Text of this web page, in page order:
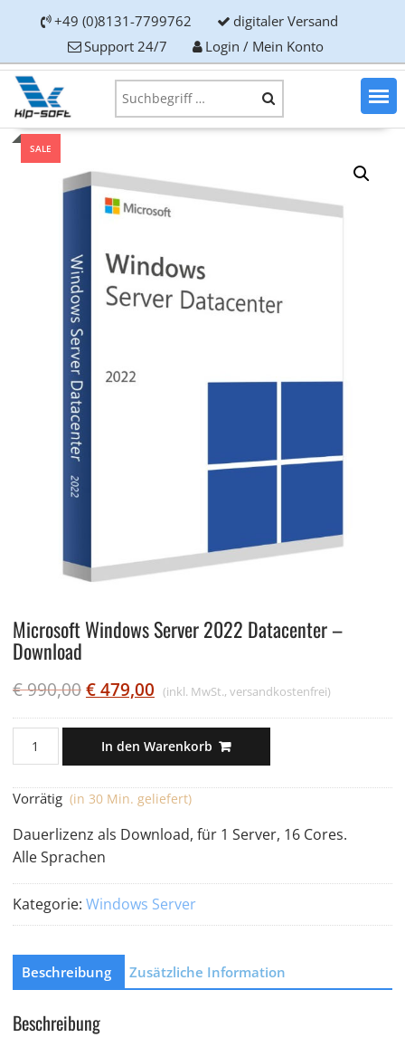
+49 (0)8131-7799762
digitaler Versand
Support 24/7
Login / Mein Konto
SALE
Microsoft Windows Server 2022 Datacenter –
Download
€990,00€479,00 (inkl. MwSt., versandkostenfrei)
Microsoft
Windows
Server
2022
Datacenter
-
Download
Menge
In den Warenkorb
Vorrätig (in 30 Min. geliefert)
Dauerlizenz als Download, für 1 Server, 16 Cores.
Alle Sprachen
Kategorie: Windows Server
Beschreibung Zusätzliche Information
Beschreibung